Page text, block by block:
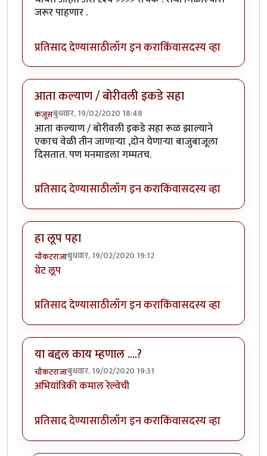
जरूर पाहणार .
प्रतिसाद देण्यासाठीलॉग इन कराकिंवासदस्य व्हा
आता कल्याण / बोरीवली इकडे सहा
कंजूसबुधवार, 19/02/2020 18:48
आता कल्याण / बोरीवली इकडे सहा रूळ झाल्याने
एकाच वेळी तीन जाणाऱ्या ,दोन येणाऱ्या बाजुबाजूला
दिसतात. पण मनमाडला गम्मतच.
प्रतिसाद देण्यासाठीलॉग इन कराकिंवासदस्य व्हा
हा लूप पहा
चौकटराजाबुधवार, 19/02/2020 19:12
ग्रेट लूप
प्रतिसाद देण्यासाठीलॉग इन कराकिंवासदस्य व्हा
या बद्दल काय म्हणाल ....?
चौकटराजाबुधवार, 19/02/2020 19:31
अभियांत्रिकी कमाल रेल्वेची
प्रतिसाद देण्यासाठीलॉग इन कराकिंवासदस्य व्हा